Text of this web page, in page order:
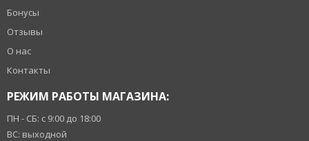
Бонусы
Отзывы
О нас
Контакты
РЕЖИМ РАБОТЫ МАГАЗИНА:
ПН - СБ: с 9:00 до 18:00
ВС: выходной